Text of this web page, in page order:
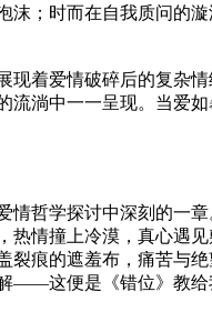
；时而在自我质问的
着爱情破碎后的复杂
淌中一一呈现。当爱
哲学探讨中深刻的一
情撞上冷漠，真心遇
痕的遮羞布，痛苦与
——这便是《错位》教给